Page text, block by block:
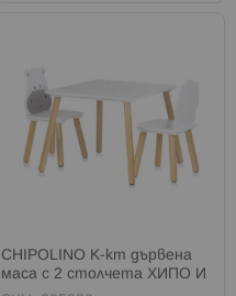
CHIPOLINO К-кт дървена
маса с 2 столчета ХИПО И